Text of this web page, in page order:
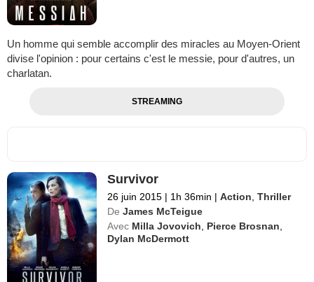
Un homme qui semble accomplir des miracles au Moyen-Orient
divise l'opinion : pour certains c'est le messie, pour d'autres, un
charlatan.
STREAMING
Survivor
26 juin 2015 | 1h 36min | Action ,Thriller
De James McTeigue
Avec Milla Jovovich Pierce Brosnan
Dylan McDermott